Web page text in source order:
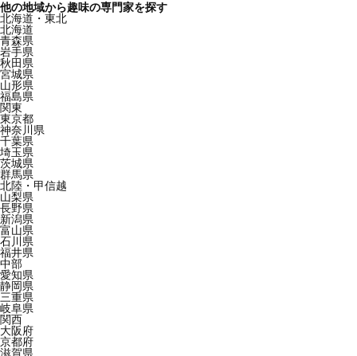
他の地域から趣味の専門家を探す
北海道・東北
北海道
青森県
岩手県
秋田県
宮城県
山形県
福島県
関東
東京都
神奈川県
千葉県
埼玉県
茨城県
群馬県
北陸・甲信越
山梨県
長野県
新潟県
富山県
石川県
福井県
中部
愛知県
静岡県
三重県
岐阜県
関西
大阪府
京都府
滋賀県